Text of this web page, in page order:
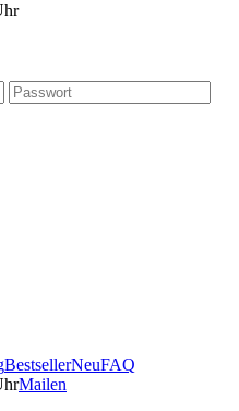
BestsellerNeuFAQ
Mailen